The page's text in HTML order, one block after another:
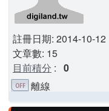
註冊日期: 2014-10-12
文章數: 15
目前積分 : 0
離線